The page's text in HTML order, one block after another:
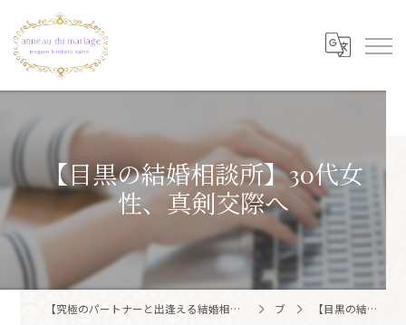
【目黒の結婚相談所】30代女
性、真剣交際へ
【究極のパートナーと出逢える結婚相談所】目黒区・品川区で結婚相談所ならアノー・ド・マリアージュ 目黒婚活サロン ブログ 【目黒の結婚相談所】30代女性、真剣交際へ